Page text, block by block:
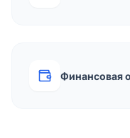
Финансовая